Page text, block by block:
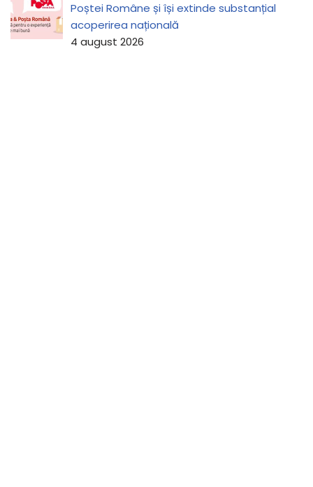
Poștei Române și își extinde substanțial
acoperirea națională
4 august 2026